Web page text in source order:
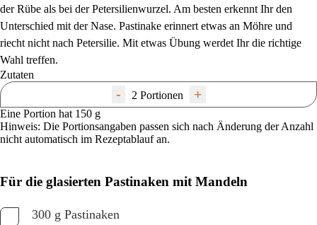
der Rübe als bei der Petersilienwurzel. Am besten erkennt Ihr den
Unterschied mit der Nase. Pastinake erinnert etwas an Möhre und
riecht nicht nach Petersilie. Mit etwas Übung werdet Ihr die richtige
Wahl treffen.
Zutaten
- 2 Portionen +
Eine Portion hat 150 g
Hinweis: Die Portionsangaben passen sich nach Änderung der Anzahl
nicht automatisch im Rezeptablauf an.
Für die glasierten Pastinaken mit Mandeln
300 g Pastinaken